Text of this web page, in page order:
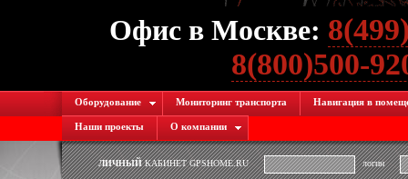
Офис в Москве:
8(800)500-
Оборудование Мониторинг транспорта Навигация в
Наши проекты О компании
ЛИЧНЫЙКАБИНЕТ GPSHOME.RU логин